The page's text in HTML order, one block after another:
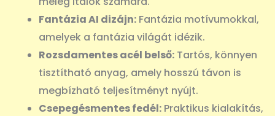
Fantázia AI dizájn: Fantázia motívumokkal,
amelyek a fantázia világát idézik.
Rozsdamentes acél belső: Tartós, könnyen
tisztítható anyag, amely hosszú távon is
megbízható teljesítményt nyújt.
Csepegésmentes fedél: Praktikus kialakítás,